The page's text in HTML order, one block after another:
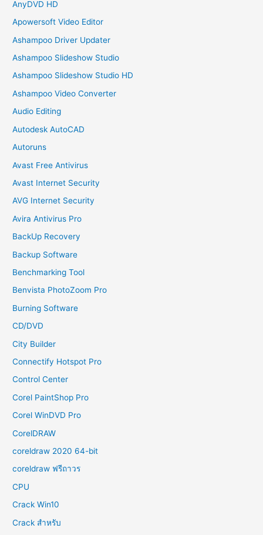
AnyDVD HD
Apowersoft Video Editor
Ashampoo Driver Updater
Ashampoo Slideshow Studio
Ashampoo Slideshow Studio HD
Ashampoo Video Converter
Audio Editing
Autodesk AutoCAD
Autoruns
Avast Free Antivirus
Avast Internet Security
AVG Internet Security
Avira Antivirus Pro
BackUp Recovery
Backup Software
Benchmarking Tool
Benvista PhotoZoom Pro
Burning Software
CD/DVD
City Builder
Connectify Hotspot Pro
Control Center
Corel PaintShop Pro
Corel WinDVD Pro
CorelDRAW
coreldraw 2020 64-bit
coreldraw ฟรีถาวร
CPU
Crack Win10
Crack สำหรับ